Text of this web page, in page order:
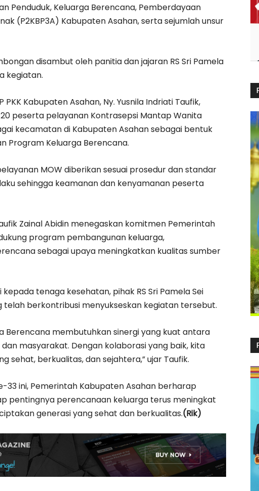
Penduduk, Keluarga Berencana, Pemberdayaan
(P2KBP3A) Kabupaten Asahan, serta sejumlah unsur
disambut oleh panitia dan jajaran RS Sri Pamela
kegiatan.
Kabupaten Asahan, Ny. Yusnila Indriati Taufik,
peserta pelayanan Kontrasepsi Mantap Wanita
kecamatan di Kabupaten Asahan sebagai bentuk
Program Keluarga Berencana.
MOW diberikan sesuai prosedur dan standar
sehingga keamanan dan kenyamanan peserta
Zainal Abidin menegaskan komitmen Pemerintah
program pembangunan keluarga,
sebagai upaya meningkatkan kualitas sumber
tenaga kesehatan, pihak RS Sri Pamela Sei
telah berkontribusi menyukseskan kegiatan tersebut.
Berencana membutuhkan sinergi yang kuat antara
masyarakat. Dengan kolaborasi yang baik, kita
sehat, berkualitas, dan sejahtera,” ujar Taufik.
33 ini, Pemerintah Kabupaten Asahan berharap
pentingnya perencanaan keluarga terus meningkat
generasi yang sehat dan berkualitas.(Rik)